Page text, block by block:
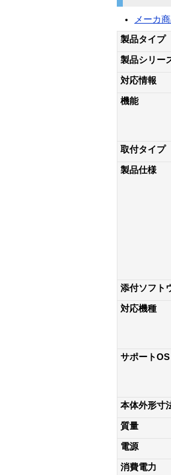
メーカ
製品タイプ
製品シリー
対応情報
機能
取付タイプ
製品仕様
添付ソフト
対応機種
サポートOS
本体外形寸
質量
電源
消費電力